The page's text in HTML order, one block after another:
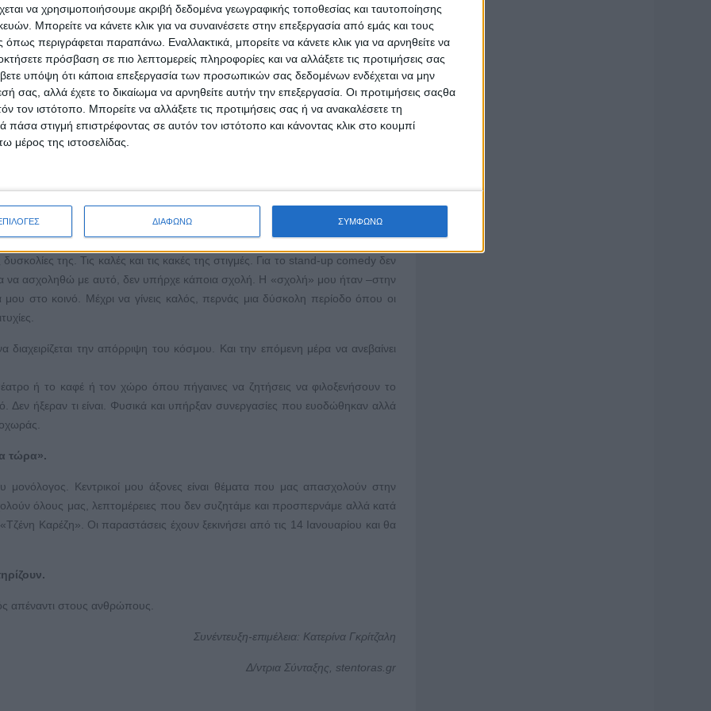
να χρησιμοποιήσουμε ακριβή δεδομένα γεωγραφικής τοποθεσίας και ταυτοποίησης
Μπορείτε να κάνετε κλικ για να συναινέσετε στην επεξεργασία από εμάς και τους
περιγράφεται παραπάνω. Εναλλακτικά, μπορείτε να κάνετε κλικ για να αρνηθείτε να
πρόσβαση σε πιο λεπτομερείς πληροφορίες και να αλλάξετε τις προτιμήσεις σας
υπόψη ότι κάποια επεξεργασία των προσωπικών σας δεδομένων ενδέχεται να μην
σας, αλλά έχετε το δικαίωμα να αρνηθείτε αυτήν την επεξεργασία. Οι προτιμήσεις σαςθα
τον ιστότοπο. Μπορείτε να αλλάξετε τις προτιμήσεις σας ή να ανακαλέσετε τη
στιγμή επιστρέφοντας σε αυτόν τον ιστότοπο και κάνοντας κλικ στο κουμπί
μέρος της ιστοσελίδας.
ΔΙΑΦΩΝΩ ΣΥΜΦΩΝΩ
να οδηγώ και να ηχογραφήσω κάτι που θα σκεφτώ. Προσπαθώ να είμαι
ακόμη και αν το υλικό που θα αναπαραγάγω δεν το χρησιμοποιήσω.
να έρθει να σου δώσει την έμπνευση. Αυτό είναι κάτι που σπάνια συμβαίνει.
συστηματική δουλειά.
κατά τη γνώμη σας, ταλέντο;
ότι, αν κάποιος έχει ταλέντο, μπορεί να τα καταφέρει και, αν δεν έχει, όχι.
την επιμονή και την υπομονή, την εξάσκηση και τη δουλειά που
Δεν είναι λίγες οι φορές που συνεργάστηκα με ανθρώπους που, αν και είχαν
πολύ διέπρεψαν.
πορεία; Υπήρξαν άνθρωποι ή συνεργασίες που σας στεναχώρησαν;
δυσκολίες της. Τις καλές και τις κακές της στιγμές. Για το stand-up comedy δεν
ασχοληθώ με αυτό, δεν υπήρχε κάποια σχολή. Η «σχολή» μου ήταν –στην
στο κοινό. Μέχρι να γίνεις καλός, περνάς μια δύσκολη περίοδο όπου οι
διαχειρίζεται την απόρριψη του κόσμου. Και την επόμενη μέρα να ανεβαίνει
ή το καφέ ή τον χώρο όπου πήγαινες να ζητήσεις να φιλοξενήσουν το
ήξεραν τι είναι. Φυσικά και υπήρξαν συνεργασίες που ευοδώθηκαν αλλά
τώρα».
Κεντρικοί μου άξονες είναι θέματα που μας απασχολούν στην
όλους μας, λεπτομέρειες που δεν συζητάμε και προσπερνάμε αλλά κατά
Καρέζη». Οι παραστάσεις έχουν ξεκινήσει από τις 14 Ιανουαρίου και θα
απέναντι στους ανθρώπους.
Συνέντευξη-επιμέλεια: Κατερίνα Γκρίτζαλη
Δ/ντρια Σύνταξης, stentoras.gr